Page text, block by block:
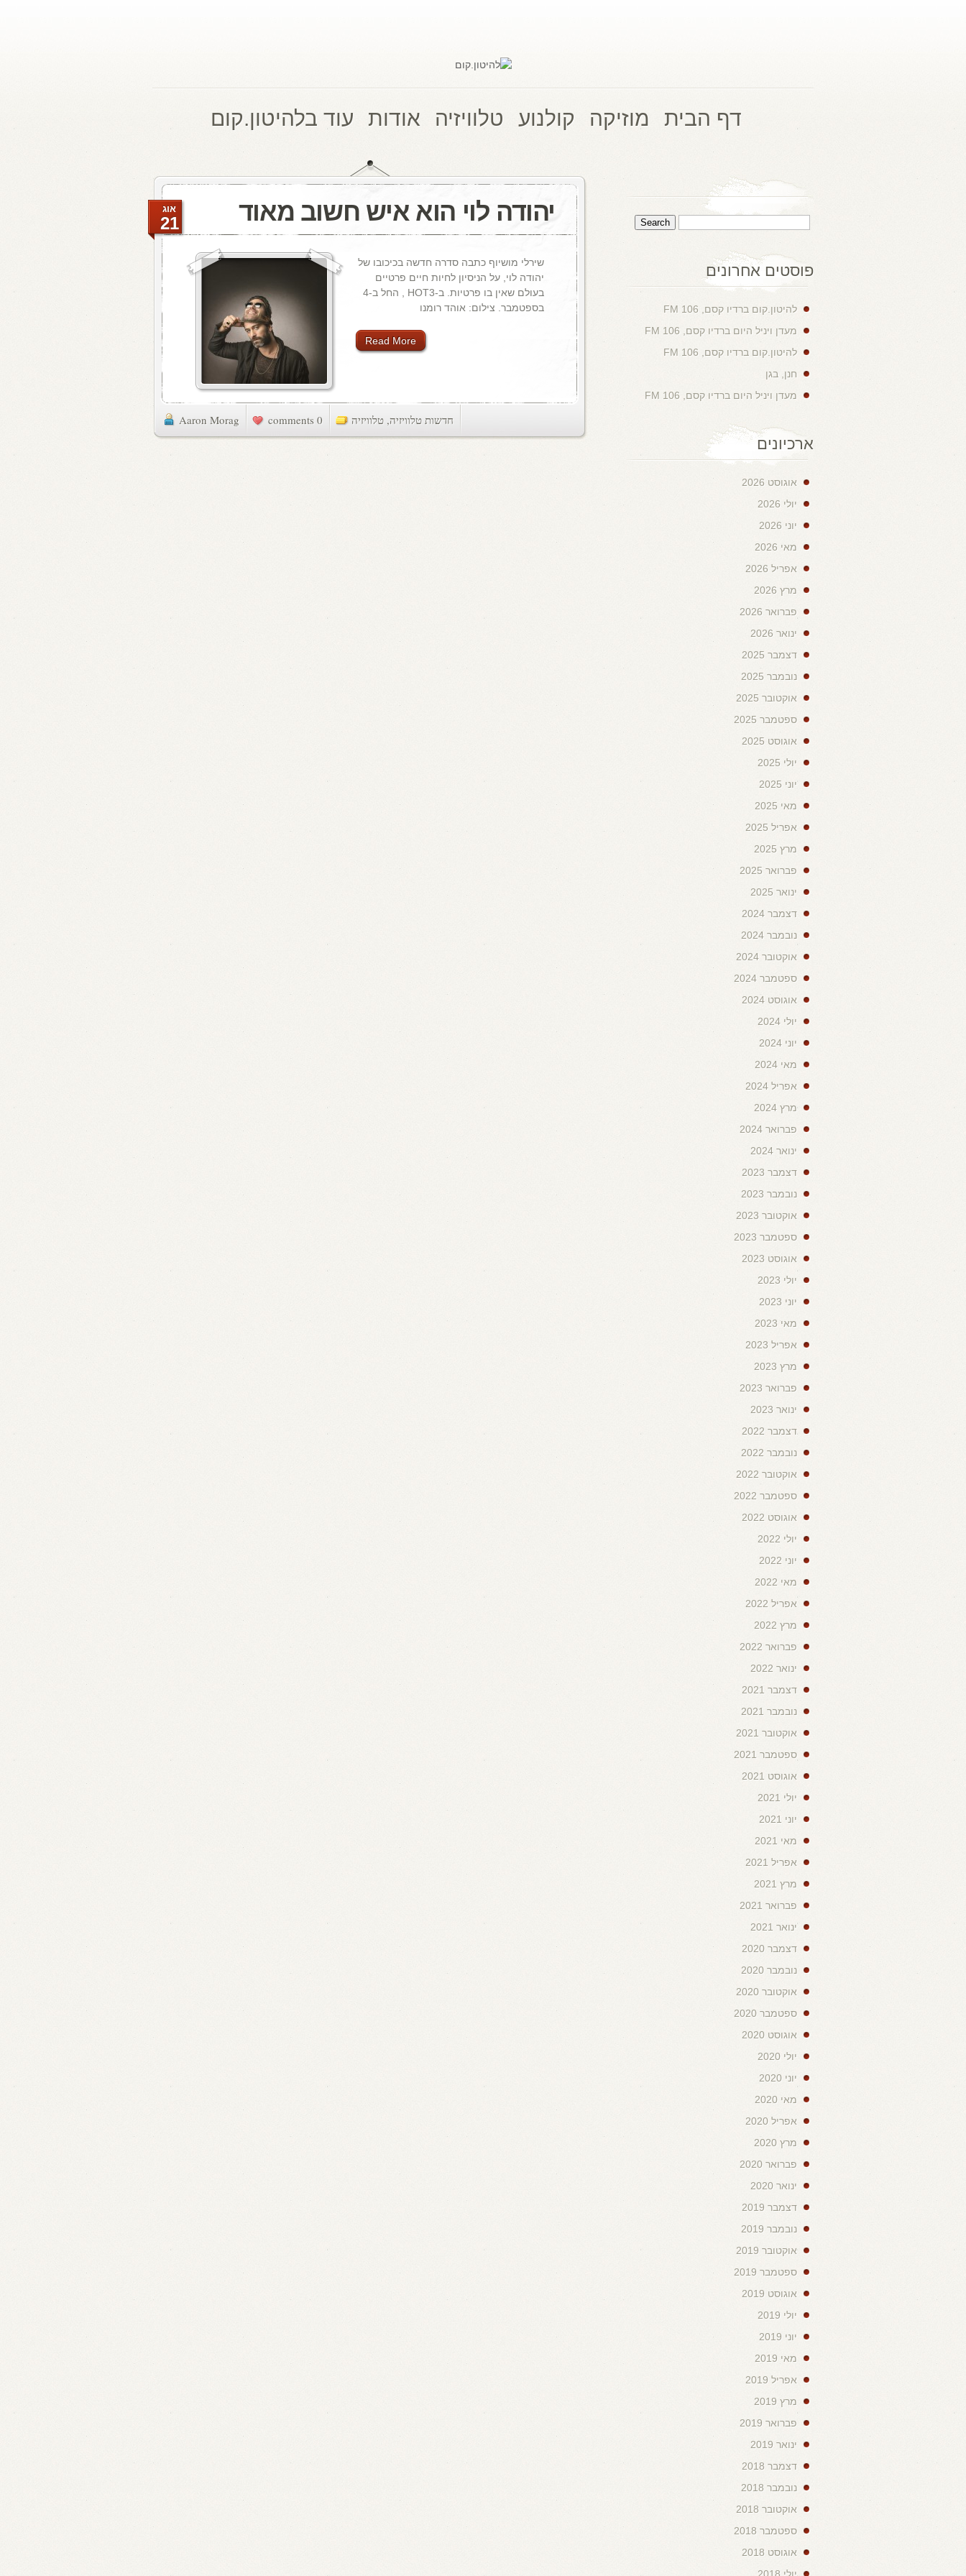
דף הבית מוזיקה קולנוע טלוויזיה אודות עוד בלהיטון.קום
יהודה לוי הוא איש חשוב מאוד אוג
21
שירלי מושיוף כתבה סדרה חדשה בכיכובו של
יהודה לוי, על הניסיון לחיות חיים פרטיים
בעולם שאין בו פרטיות. ב-HOT3 , החל ב-4
בספטמבר. צילום: אוהד רומנו
Read More
Aaron Morag 0 comments חדשות טלוויזיה, טלוויזיה
פוסטים אחרונים
להיטון.קום ברדיו קסם, 106 FM
מעדן ויניל היום ברדיו קסם, 106 FM
להיטון.קום ברדיו קסם, 106 FM
חנן, בגן
מעדן ויניל היום ברדיו קסם, 106 FM
ארכיונים
אוגוסט 2026
יולי 2026
יוני 2026
מאי 2026
אפריל 2026
מרץ 2026
פברואר 2026
ינואר 2026
דצמבר 2025
נובמבר 2025
אוקטובר 2025
ספטמבר 2025
אוגוסט 2025
יולי 2025
יוני 2025
מאי 2025
אפריל 2025
מרץ 2025
פברואר 2025
ינואר 2025
דצמבר 2024
נובמבר 2024
אוקטובר 2024
ספטמבר 2024
אוגוסט 2024
יולי 2024
יוני 2024
מאי 2024
אפריל 2024
מרץ 2024
פברואר 2024
ינואר 2024
דצמבר 2023
נובמבר 2023
אוקטובר 2023
ספטמבר 2023
אוגוסט 2023
יולי 2023
יוני 2023
מאי 2023
אפריל 2023
מרץ 2023
פברואר 2023
ינואר 2023
דצמבר 2022
נובמבר 2022
אוקטובר 2022
ספטמבר 2022
אוגוסט 2022
יולי 2022
יוני 2022
מאי 2022
אפריל 2022
מרץ 2022
פברואר 2022
ינואר 2022
דצמבר 2021
נובמבר 2021
אוקטובר 2021
ספטמבר 2021
אוגוסט 2021
יולי 2021
יוני 2021
מאי 2021
אפריל 2021
מרץ 2021
פברואר 2021
ינואר 2021
דצמבר 2020
נובמבר 2020
אוקטובר 2020
ספטמבר 2020
אוגוסט 2020
יולי 2020
יוני 2020
מאי 2020
אפריל 2020
מרץ 2020
פברואר 2020
ינואר 2020
דצמבר 2019
נובמבר 2019
אוקטובר 2019
ספטמבר 2019
אוגוסט 2019
יולי 2019
יוני 2019
מאי 2019
אפריל 2019
מרץ 2019
פברואר 2019
ינואר 2019
דצמבר 2018
נובמבר 2018
אוקטובר 2018
ספטמבר 2018
אוגוסט 2018